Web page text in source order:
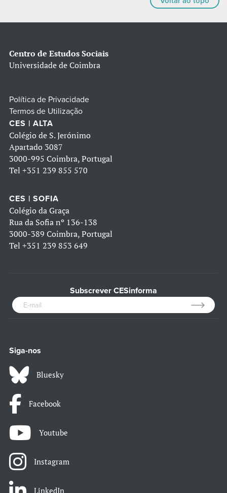
Centro de Estudos Sociais
Universidade de Coimbra
Política de Privacidade
Termos de Utilização
CES | ALTA
Colégio de S. Jerónimo
Apartado 3087
3000-995 Coimbra, Portugal
Tel +351 239 855 570
CES | SOFIA
Colégio da Graça
Rua da Sofia nº 136-138
3000-389 Coimbra, Portugal
Tel +351 239 853 649
Subscrever CESinforma
Siga-nos
Bluesky
Facebook
Youtube
Instagram
LinkedIn